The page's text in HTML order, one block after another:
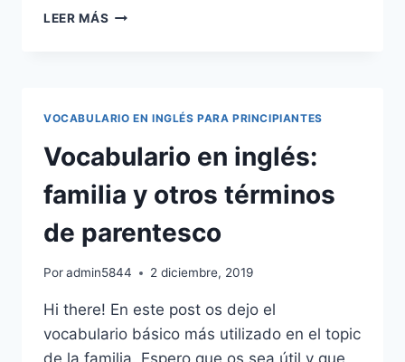
LEER MÁS LAS
TODOS
LOS
TIEMPOS
VOCABULARIO EN INGLÉS PARA PRINCIPIANTES
Vocabulario en inglés:
familia y otros términos
de parentesco
Poradmin5844 2 diciembre, 2019
Hi there! En este post os dejo el
vocabulario básico más utilizado en el topic